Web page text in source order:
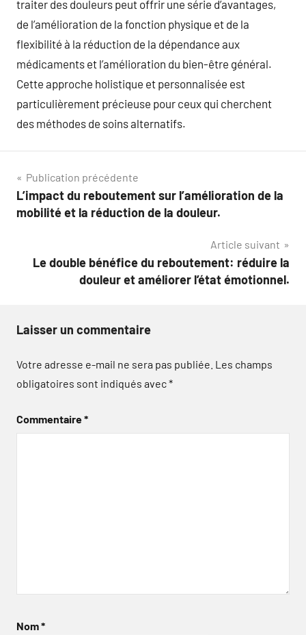
traiter des douleurs peut offrir une série d’avantages,
de l’amélioration de la fonction physique et de la
flexibilité à la réduction de la dépendance aux
médicaments et l’amélioration du bien-être général.
Cette approche holistique et personnalisée est
particulièrement précieuse pour ceux qui cherchent
des méthodes de soins alternatifs.
Navigation
de
Publication précédente
L’impact du reboutement sur l’amélioration de la
mobilité et la réduction de la douleur.
Article suivant
Le double bénéfice du reboutement: réduire la
douleur et améliorer l’état émotionnel.
Laisser un commentaire
Votre adresse e-mail ne sera pas publiée. Les champs
obligatoires sont indiqués avec*
Commentaire*
Nom*